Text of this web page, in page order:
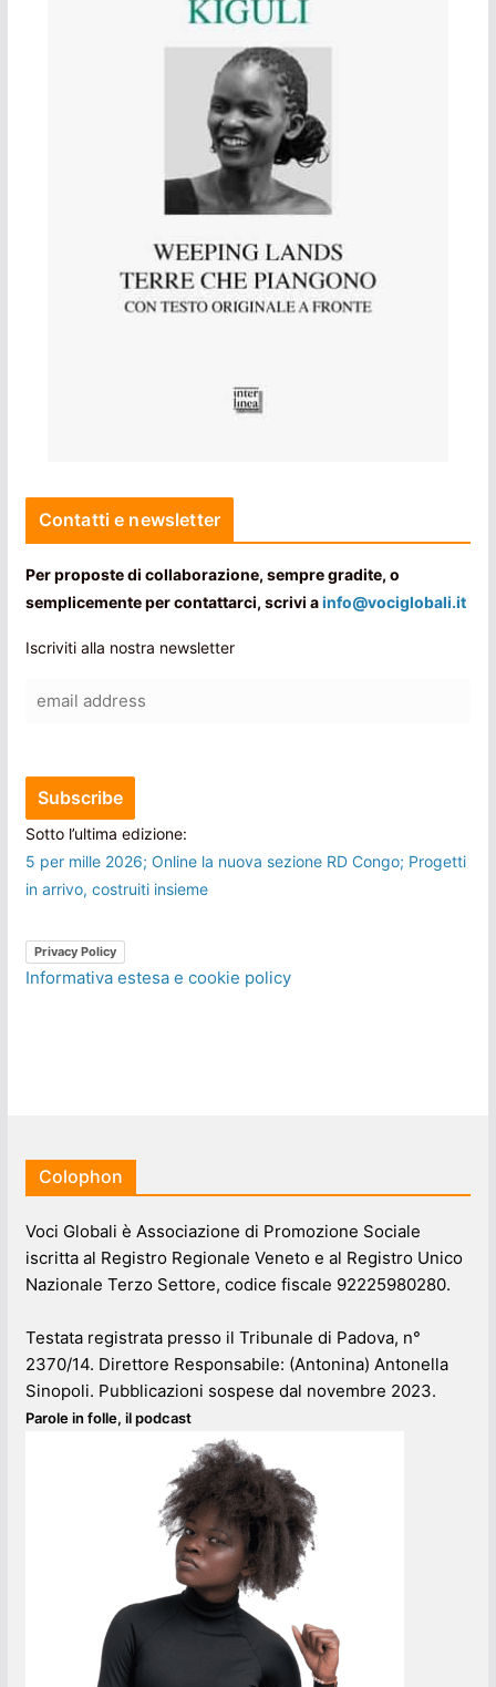
Contatti e newsletter
Per proposte di collaborazione, sempre gradite, o
semplicemente per contattarci, scrivi ainfo@vociglobali.it
Iscriviti alla nostra newsletter
Sotto l’ultima edizione:
5 per mille 2026; Online la nuova sezione RD Congo; Progetti
in arrivo, costruiti insieme
Privacy Policy
Informativa estesa e cookie policy
Colophon
Voci Globali è Associazione di Promozione Sociale
iscritta al Registro Regionale Veneto e al Registro Unico
Nazionale Terzo Settore, codice fiscale 92225980280.
Testata registrata presso il Tribunale di Padova, n°
2370/14. Direttore Responsabile: (Antonina) Antonella
Sinopoli. Pubblicazioni sospese dal novembre 2023.
Parole in folle, il podcast